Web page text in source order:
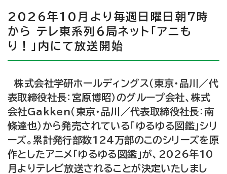
2026年10月より毎週日曜日朝7時
から テレ東系列6局ネット「アニも
り！」内にて放送開始
株式会社学研ホールディングス（東京・品川／代
表取締役社長：宮原博昭）のグループ会社、株式
会社Gakken（東京・品川／代表取締役社長：南
條達也）から発売されている「ゆるゆる図鑑」シリ
ーズ。累計発行部数124万部のこのシリーズを原
作としたアニメ「ゆるゆる図鑑」が、2026年10
月よりテレビ放送されることが決定いたしまし